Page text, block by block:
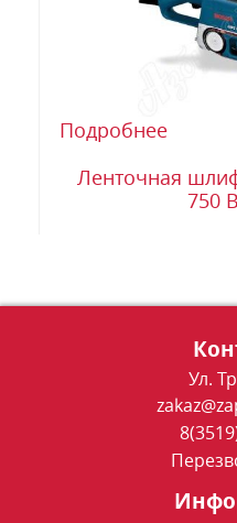
Подробнее
Ленточная
750
Ул.